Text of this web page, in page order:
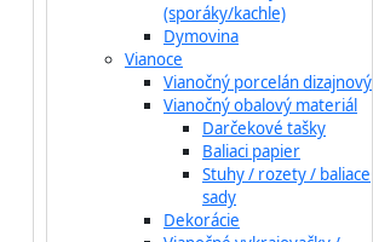
(sporáky/kachle)
Dymovina
Vianoce
Vianočný porcelán dizajnový
Vianočný obalový materiál
Darčekové tašky
Baliaci papier
Stuhy / rozety / baliace
sady
Dekorácie